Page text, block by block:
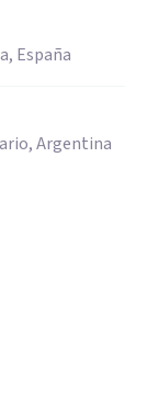
España
Argentina